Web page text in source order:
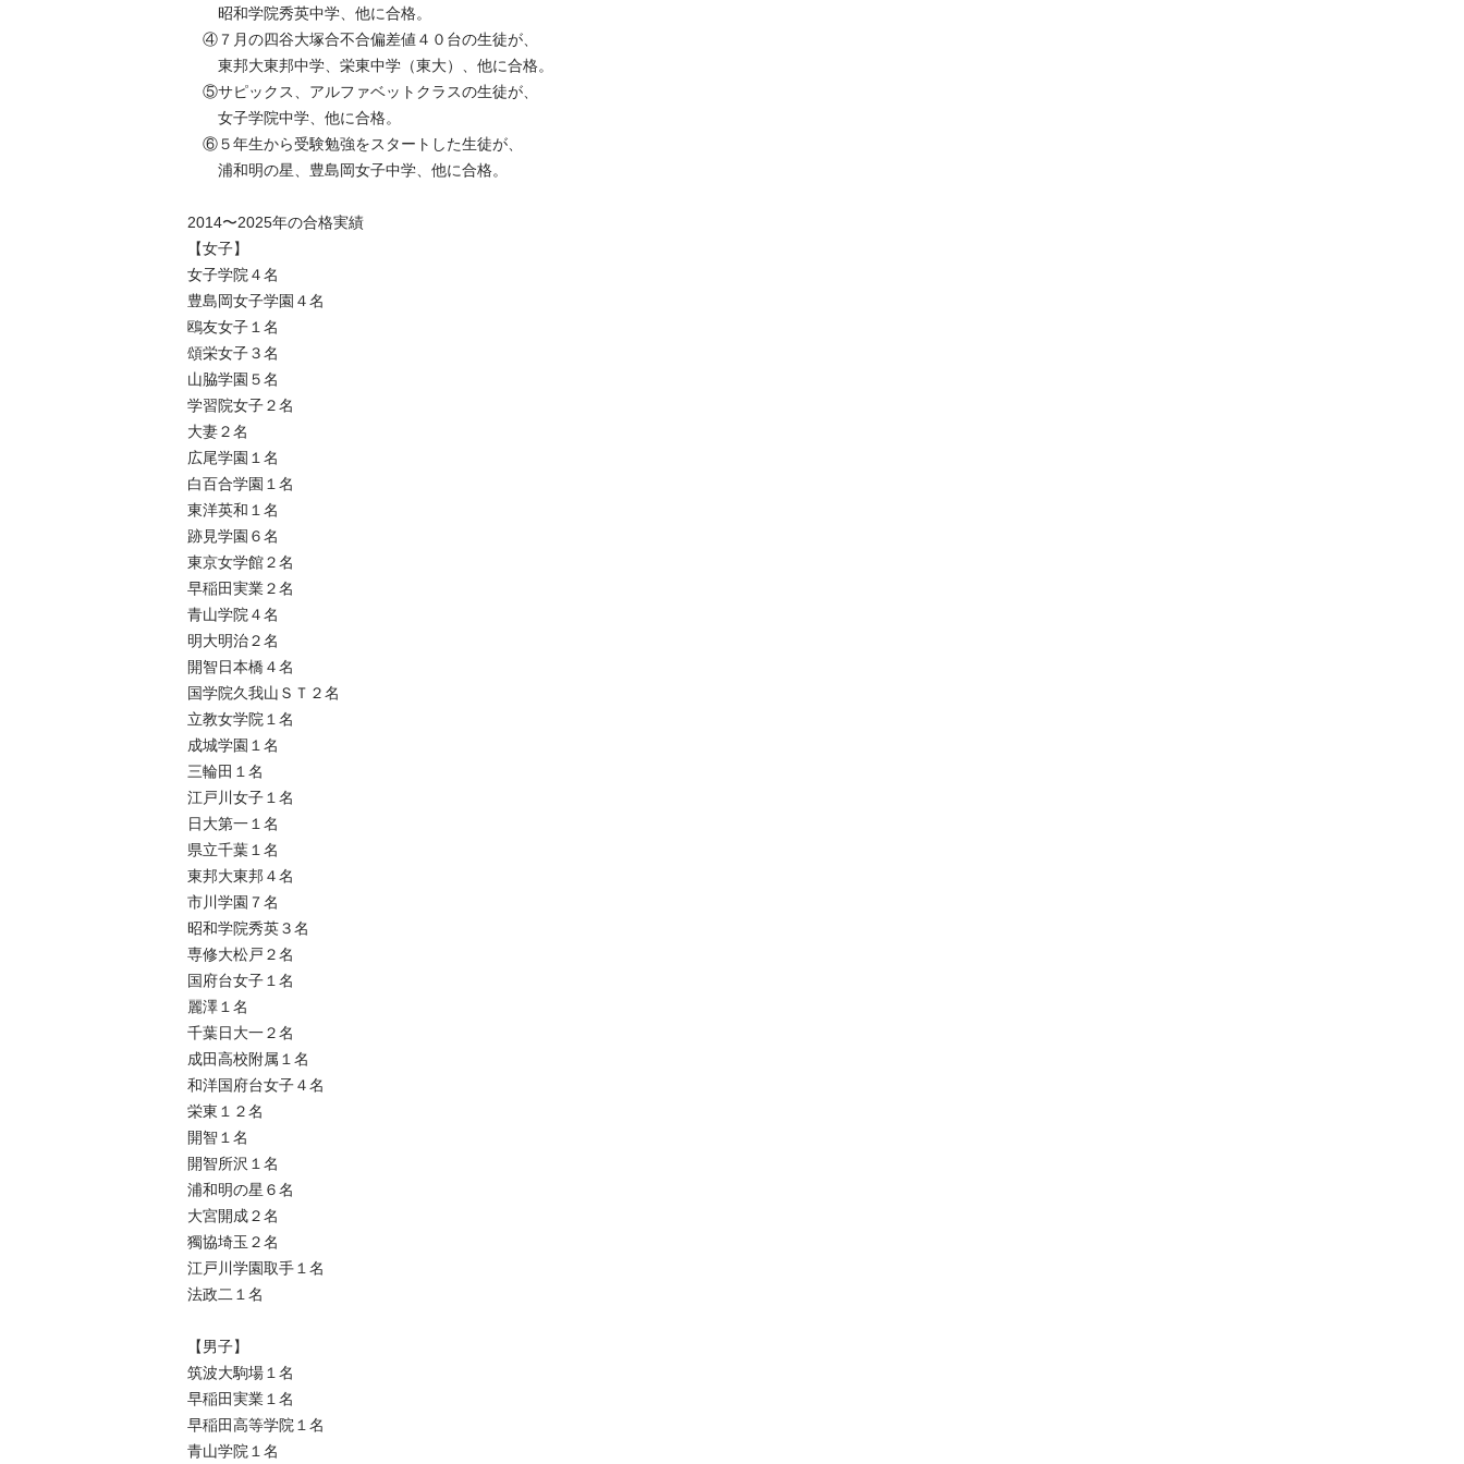
昭和学院秀英中学、他に合格。
④７月の四谷大塚合不合偏差値４０台の生徒が、
東邦大東邦中学、栄東中学（東大）、他に合格。
⑤サピックス、アルファベットクラスの生徒が、
女子学院中学、他に合格。
⑥５年生から受験勉強をスタートした生徒が、
浦和明の星、豊島岡女子中学、他に合格。
2014〜2025年の合格実績
【女子】
女子学院４名
豊島岡女子学園４名
鴎友女子１名
頌栄女子３名
山脇学園５名
学習院女子２名
大妻２名
広尾学園１名
白百合学園１名
東洋英和１名
跡見学園６名
東京女学館２名
早稲田実業２名
青山学院４名
明大明治２名
開智日本橋４名
国学院久我山ＳＴ２名
立教女学院１名
成城学園１名
三輪田１名
江戸川女子１名
日大第一１名
県立千葉１名
東邦大東邦４名
市川学園７名
昭和学院秀英３名
専修大松戸２名
国府台女子１名
麗澤１名
千葉日大一２名
成田高校附属１名
和洋国府台女子４名
栄東１２名
開智１名
開智所沢１名
浦和明の星６名
大宮開成２名
獨協埼玉２名
江戸川学園取手１名
法政二１名
【男子】
筑波大駒場１名
早稲田実業１名
早稲田高等学院１名
青山学院１名